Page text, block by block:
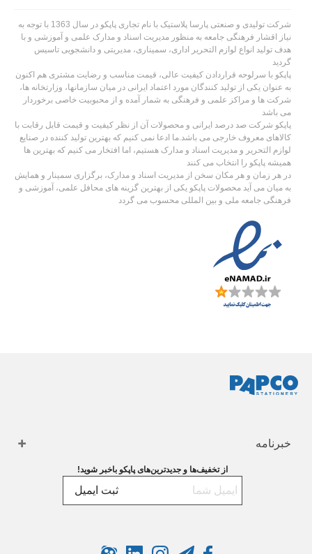
شرکت تولیدی و صنعتی پارسا پلاستیک با نام تجاری پاپکو در سال 1363 با توجه به
نیاز اقشار فرهنگی جامعه به منظور مدیریت اسناد و مدارک علمی و آموزشی و با
هدف تولید انواع لوازم التحریر اداری، سمیناری، مدیریتی و دانشجویی تاسیس
گردید
پاپکو با سرلوحه قراردادن کیفیت عالی، قیمت مناسب و رضایت مشتری هم اکنون
به عنوان یکی از تولید کنندگان مورد اعتماد ایرانی در میان سازمانها، وزارتخانه ها،
شرکت ها و مراکز علمی و فرهنگی به شمار آمده و از محبوبیت خاصی برخوردار
می باشد
پاپکو شرکت صد درصد ایرانی و محصولات آن از نظر کیفیت و قیمت قابل رقابت با
کالاهای معروف خارجی می باشد.ما ادعا نمی کنیم که بهترین تولید کننده در صنایع
لوازم التحریر و مدیریت اسناد و مدارک هستیم، اما افتخار می کنیم که بهترین ها
همیشه پاپکو را انتخاب می کنند
در هر زمان و هر مکان سخن از مدیریت اسناد و مدارک، برگزاری سمینار و همایش
به میان می آید محصولات پاپکو یکی از بهترین گزینه های محافل علمی، آموزشی و
فرهنگی جامعه ملی و بین المللی محسوب می گردد
خبرنامه
از تخفیف‌ها و جدیدترین‌های پاپکو باخبر شوید!
ثبت ایمیل